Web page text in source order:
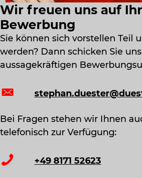
Wir freuen uns auf
Bewerbung
Sie können sich vorstellen Teil
werden? Dann schicken Sie
aussagekräftigen
Bei Fragen stehen wir Ihnen
telefonisch zur Verfügung:
+49 8171 52623